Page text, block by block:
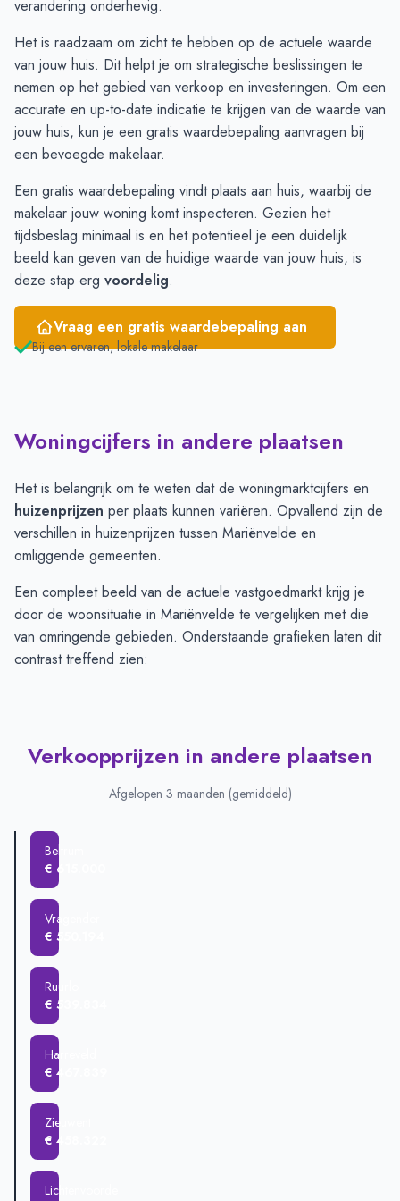
Maart
€ 695.000
€ 695.000
April
€ 347.000
€ 510.006
Mei
€ 427.000
€ 510.006
Juni
€ 446.600 € 325.013
verandering onderhevig.
Het is raadzaam om zicht te hebben op de actuele waarde
van jouw huis. Dit helpt je om strategische beslissingen te
nemen op het gebied van verkoop en investeringen. Om een
accurate en up-to-date indicatie te krijgen van de waarde van
jouw huis, kun je een gratis waardebepaling aanvragen bij
een bevoegde makelaar.
Een gratis waardebepaling vindt plaats aan huis, waarbij de
makelaar jouw woning komt inspecteren. Gezien het
tijdsbeslag minimaal is en het potentieel je een duidelijk
beeld kan geven van de huidige waarde van jouw huis, is
deze stap erg voordelig.
Vraag een gratis waardebepaling aan
Bij een ervaren, lokale makelaar
Woningcijfers in andere plaatsen
Het is belangrijk om te weten dat de woningmarktcijfers en
huizenprijzen per plaats kunnen variëren. Opvallend zijn de
verschillen in huizenprijzen tussen Mariënvelde en
omliggende gemeenten.
Een compleet beeld van de actuele vastgoedmarkt krijg je
door de woonsituatie in Mariënvelde te vergelijken met die
van omringende gebieden. Onderstaande grafieken laten dit
contrast treffend zien:
Verkoopprijzen in andere plaatsen
Afgelopen 3 maanden (gemiddeld)
Beltrum
€ 615.000
Vragender
€ 550.194
Ruurlo
€ 539.834
Harreveld
€ 467.839
Zieuwent
€ 458.322
Lichtenvoorde